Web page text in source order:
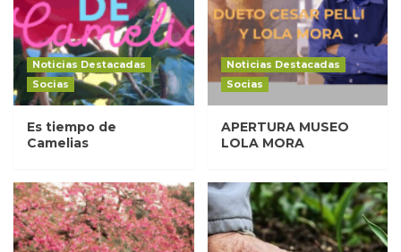
Noticias Destacadas
Socias
Es tiempo de
Camelias
Noticias Destacadas
Socias
APERTURA MUSEO
LOLA MORA